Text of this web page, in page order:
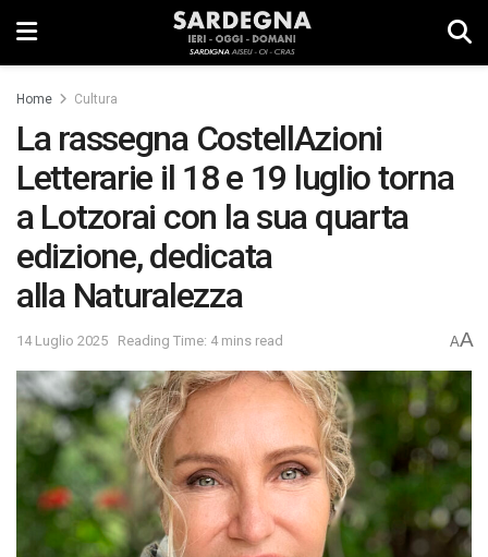
Home Cultura
La rassegna CostellAzioni
Letterarie il 18 e 19 luglio torna
a Lotzorai con la sua quarta
edizione, dedicata
alla Naturalezza
14 Luglio 2025 Reading Time: 4 mins read AA